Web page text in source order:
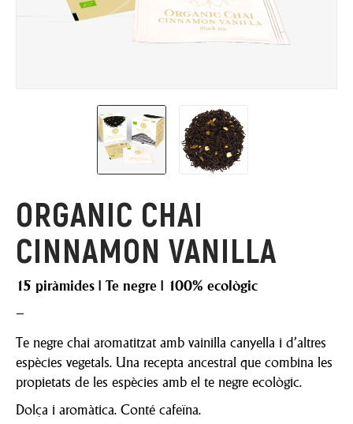
ORGANIC CHAI
CINNAMON VANILLA
15 piràmides | Te negre | 100% ecològic
–
Te negre chai aromatitzat amb vainilla canyella i d’altres
espècies vegetals. Una recepta ancestral que combina les
propietats de les espècies amb el te negre ecològic.
Dolça i aromàtica. Conté cafeïna.